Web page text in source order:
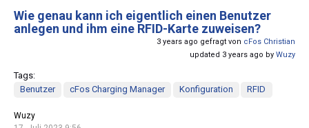
Wie genau kann ich eigentlich einen Benutzer
anlegen und ihm eine RFID-Karte zuweisen?
3 years ago gefragt von cFos Christian
updated 3 years ago by Wuzy
Tags:
Benutzer
cFos Charging Manager Konfiguration RFID
Wuzy